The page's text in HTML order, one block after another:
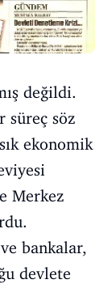
değildi.
süreç söz
ekonomik
Merkez
bankalar,
devlete